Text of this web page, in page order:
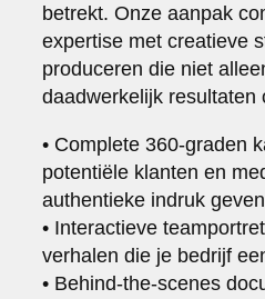
betrekt. Onze aanpak
expertise met creatieve
produceren die niet
daadwerkelijk resultaten
• Complete 360-graden
potentiële klanten en
authentieke indruk geven
• Interactieve
verhalen die je bedrijf
• Behind-the-scenes